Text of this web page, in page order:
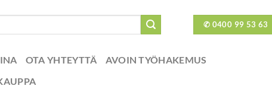
✆ 0400 99 53 63
OTA YHTEYTTÄ
AVOIN TYÖHAKEMUS